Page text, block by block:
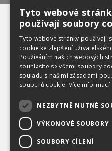
Tyto webové
používají soubory
Tyto webové stránky používají
cookie ke zlepšení
Používáním našich webových
souhlasíte se všemi soubory
souladu s našimi zásadami
souborů cookie. Více informací
NEZBYTNĚ NUTNÉ
VÝKONOVÉ SOUBORY
SOUBORY CÍLENÍ